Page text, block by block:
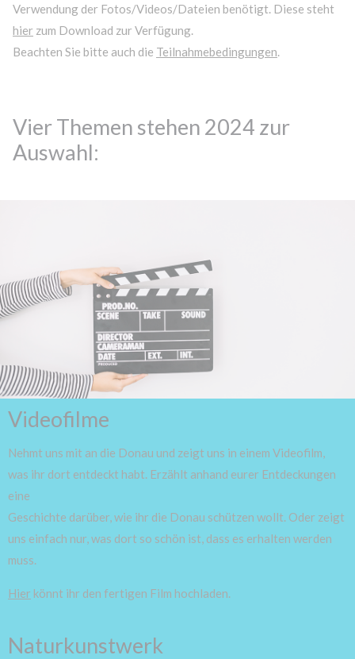
Verwendung der Fotos/Videos/Dateien benötigt. Diese steht
hier zum Download zur Verfügung.
Beachten Sie bitte auch die Teilnahmebedingungen.
Vier Themen stehen 2024 zur
Auswahl:
Videofilme
Nehmt uns mit an die Donau und zeigt uns in einem Videofilm,
was ihr dort entdeckt habt. Erzählt anhand eurer Entdeckungen
eine
Geschichte darüber, wie ihr die Donau schützen wollt. Oder zeigt
uns einfach nur, was dort so schön ist, dass es erhalten werden
muss.
Hier könnt ihr den fertigen Film hochladen.
Naturkunstwerk